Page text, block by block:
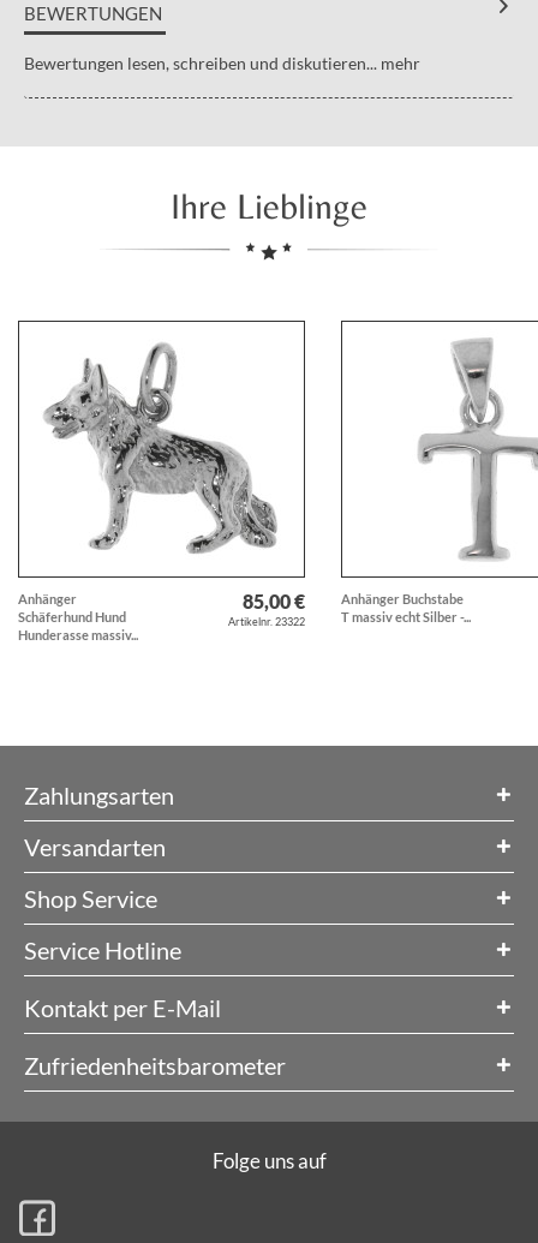
BEWERTUNGEN
Bewertungen lesen, schreiben und diskutieren... mehr
Ihre Lieblinge
Anhänger
Schäferhund Hund
Hunderasse massiv...
85,00 €
Artikelnr. 23322
Anhänger Buchstabe
T massiv echt Silber -...
Zahlungsarten
Versandarten
Shop Service
Service Hotline
Kontakt per E-Mail
Zufriedenheitsbarometer
Folge uns auf